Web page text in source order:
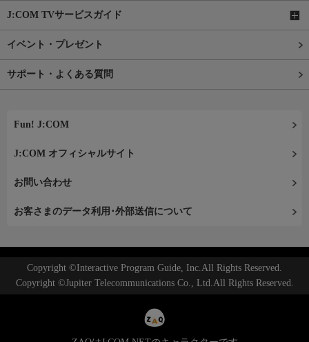
J:COM TVサービスガイド
イベント・プレゼント
サポート・よくある質問
Fun! J:COM
J:COM オフィシャルサイト
お問い合わせ
お客さまのデータ利用･外部送信について
Copyright ©Interactive Program Guide, Inc.All Rights Reserved.
Copyright ©Jupiter Telecommunications Co., Ltd.All Rights Reserved.